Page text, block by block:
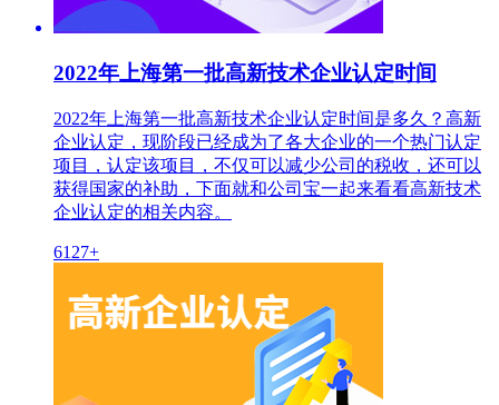
2022年上海第一批高新技术企业认定时间
2022年上海第一批高新技术企业认定时间是多久？高新
企业认定，现阶段已经成为了各大企业的一个热门认定
项目，认定该项目，不仅可以减少公司的税收，还可以
获得国家的补助，下面就和公司宝一起来看看高新技术
企业认定的相关内容。
6127+